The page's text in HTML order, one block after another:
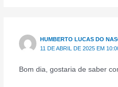
HUMBERTO LUCAS DO
11 DE ABRIL DE 2025 EM
Bom dia, gostaria de saber